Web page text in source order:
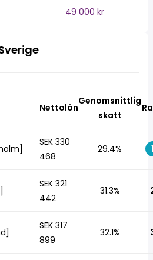
49 000 kr
Nettolön
Genomsnittlig
skatt
SEK 330
468
29.4%
SEK 321
442
31.3%
SEK 317
899
32.1%